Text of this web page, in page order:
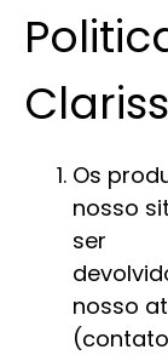
Os
nosso
ser
nosso